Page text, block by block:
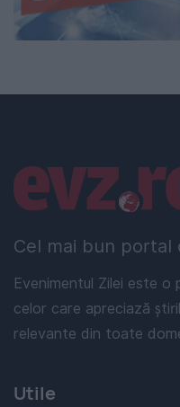
Cel mai bun portal
Evenimentul Zilei este o
celor care apreciază
relevante din toate
Linkuri utile
Utile